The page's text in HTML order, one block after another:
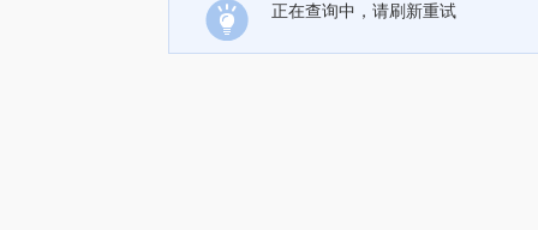
正在查询中，请刷新重试